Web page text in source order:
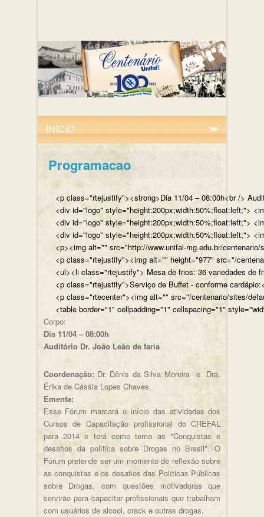
Programacao
<p class="rtejustify"><strong>Dia 11/04 – 08:00h<br />
<div id="logo" style="height:200px;width:50%;float:left;">
<div id="logo" style="height:200px;width:50%;float:left;">
<div id="logo" style="height:200px;width:50%;float:left;">
<p><img alt="" src="http://www.unifal-mg.edu.br/
<p class="rtejustify"><img alt="" height="977" src="/
<ul><li class="rtejustify"> Mesa de frios: 36 variedades de
<p class="rtejustify">Serviço de Buffet - conforme
<p class="rtecenter"><img alt="" src="/centenario/sites/
<table border="1" cellpadding="1" cellspacing="1"
Corpo:
Dia 11/04 – 08:00h
Auditório Dr. João Leão de faria
Coordenação: Dr. Dênis da Silva Moreira e Dra.
Érika de Cássia Lopes Chaves.
Ementa:
Esse Fórum marcará o início das atividades dos
Cursos de Capacitação profissional do CREFAL
para 2014 e terá como tema as "Conquistas e
desafios da política sobre Drogas no Brasil". O
Fórum pretende ser um momento de reflexão sobre
as conquistas e os desafios das Políticas Públicas
sobre Drogas, com questões motivadoras que
servirão para capacitar profissionais que trabalham
com usuários de alcool, crack e outras drogas.